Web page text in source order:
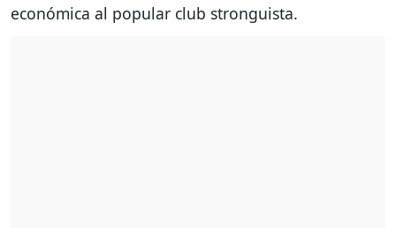
económica al popular club stronguista.